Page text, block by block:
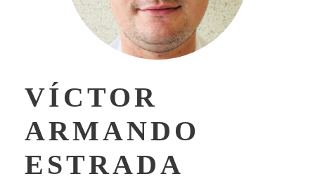
VÍCTOR
ARMANDO
ESTRADA